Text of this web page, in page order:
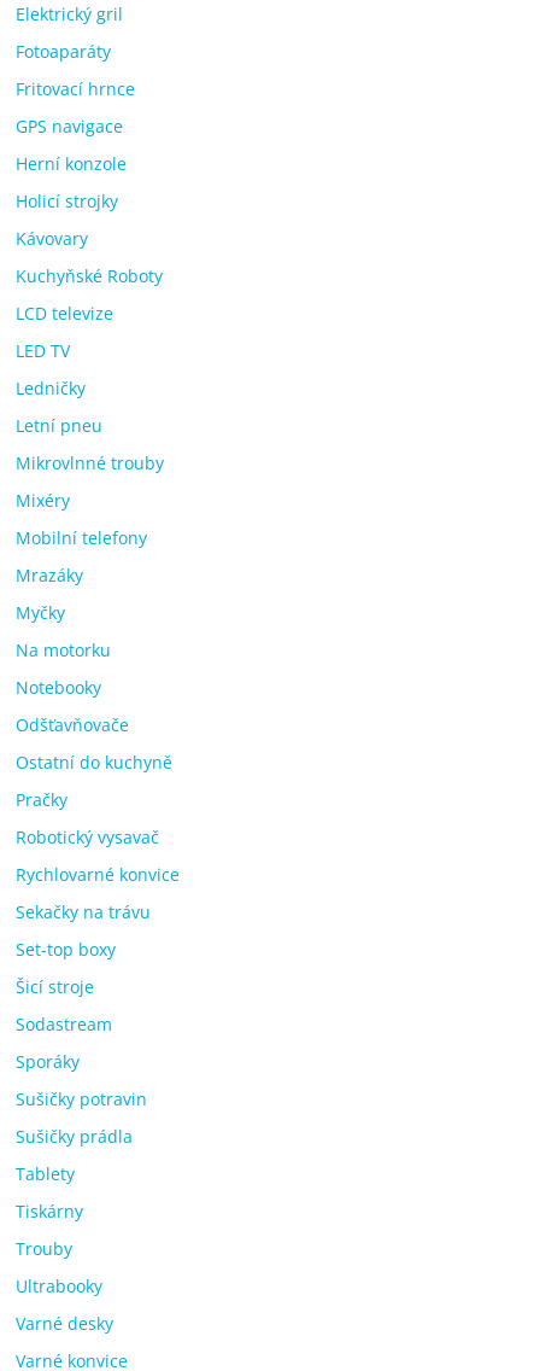
Elektrický gril
Fotoaparáty
Fritovací hrnce
GPS navigace
Herní konzole
Holicí strojky
Kávovary
Kuchyňské Roboty
LCD televize
LED TV
Ledničky
Letní pneu
Mikrovlnné trouby
Mixéry
Mobilní telefony
Mrazáky
Myčky
Na motorku
Notebooky
Odšťavňovače
Ostatní do kuchyně
Pračky
Robotický vysavač
Rychlovarné konvice
Sekačky na trávu
Set-top boxy
Šicí stroje
Sodastream
Sporáky
Sušičky potravin
Sušičky prádla
Tablety
Tiskárny
Trouby
Ultrabooky
Varné desky
Varné konvice